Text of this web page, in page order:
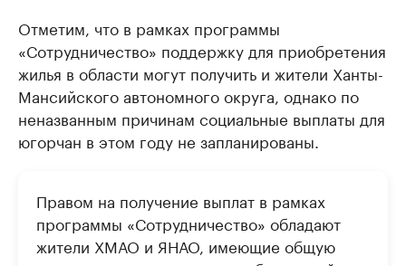
Отметим, что в рамках программы
«Сотрудничество» поддержку для приобретения
жилья в области могут получить и жители Ханты-
Мансийского автономного округа, однако по
неназванным причинам социальные выплаты для
югорчан в этом году не запланированы.
Правом на получение выплат в рамках
программы «Сотрудничество» обладают
жители ХМАО и ЯНАО, имеющие общую